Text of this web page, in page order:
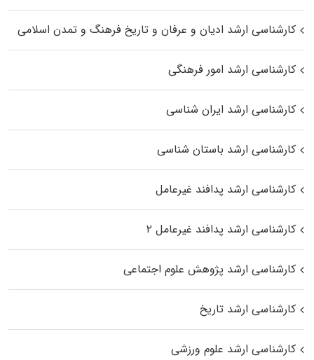
کارشناسی ارشد ادیان و عرفان و تاریخ فرهنگ و تمدن اسلامی
کارشناسی ارشد امور فرهنگی
کارشناسی ارشد ایران شناسی
کارشناسی ارشد باستان شناسی
کارشناسی ارشد پدافند غیرعامل
کارشناسی ارشد پدافند غیرعامل ۲
کارشناسی ارشد پژوهش علوم اجتماعی
کارشناسی ارشد تاریخ
کارشناسی ارشد علوم ورزشی